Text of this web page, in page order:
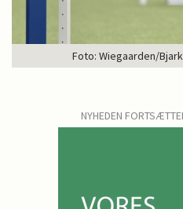
Foto: Wiegaarden/
NYHEDEN